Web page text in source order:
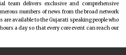
team delivers exclusive and comprehensive
numbers of news from the broad network
are available to the Gujarati speaking people who
a day so that every core event can reach our